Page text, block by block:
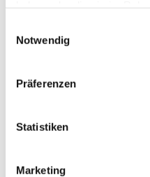
Notwendig
Präferenzen
Statistiken
Marketing
„Erquicken? Gott
„Gott, DU bist an
„Gott deckt
„Königen wird der